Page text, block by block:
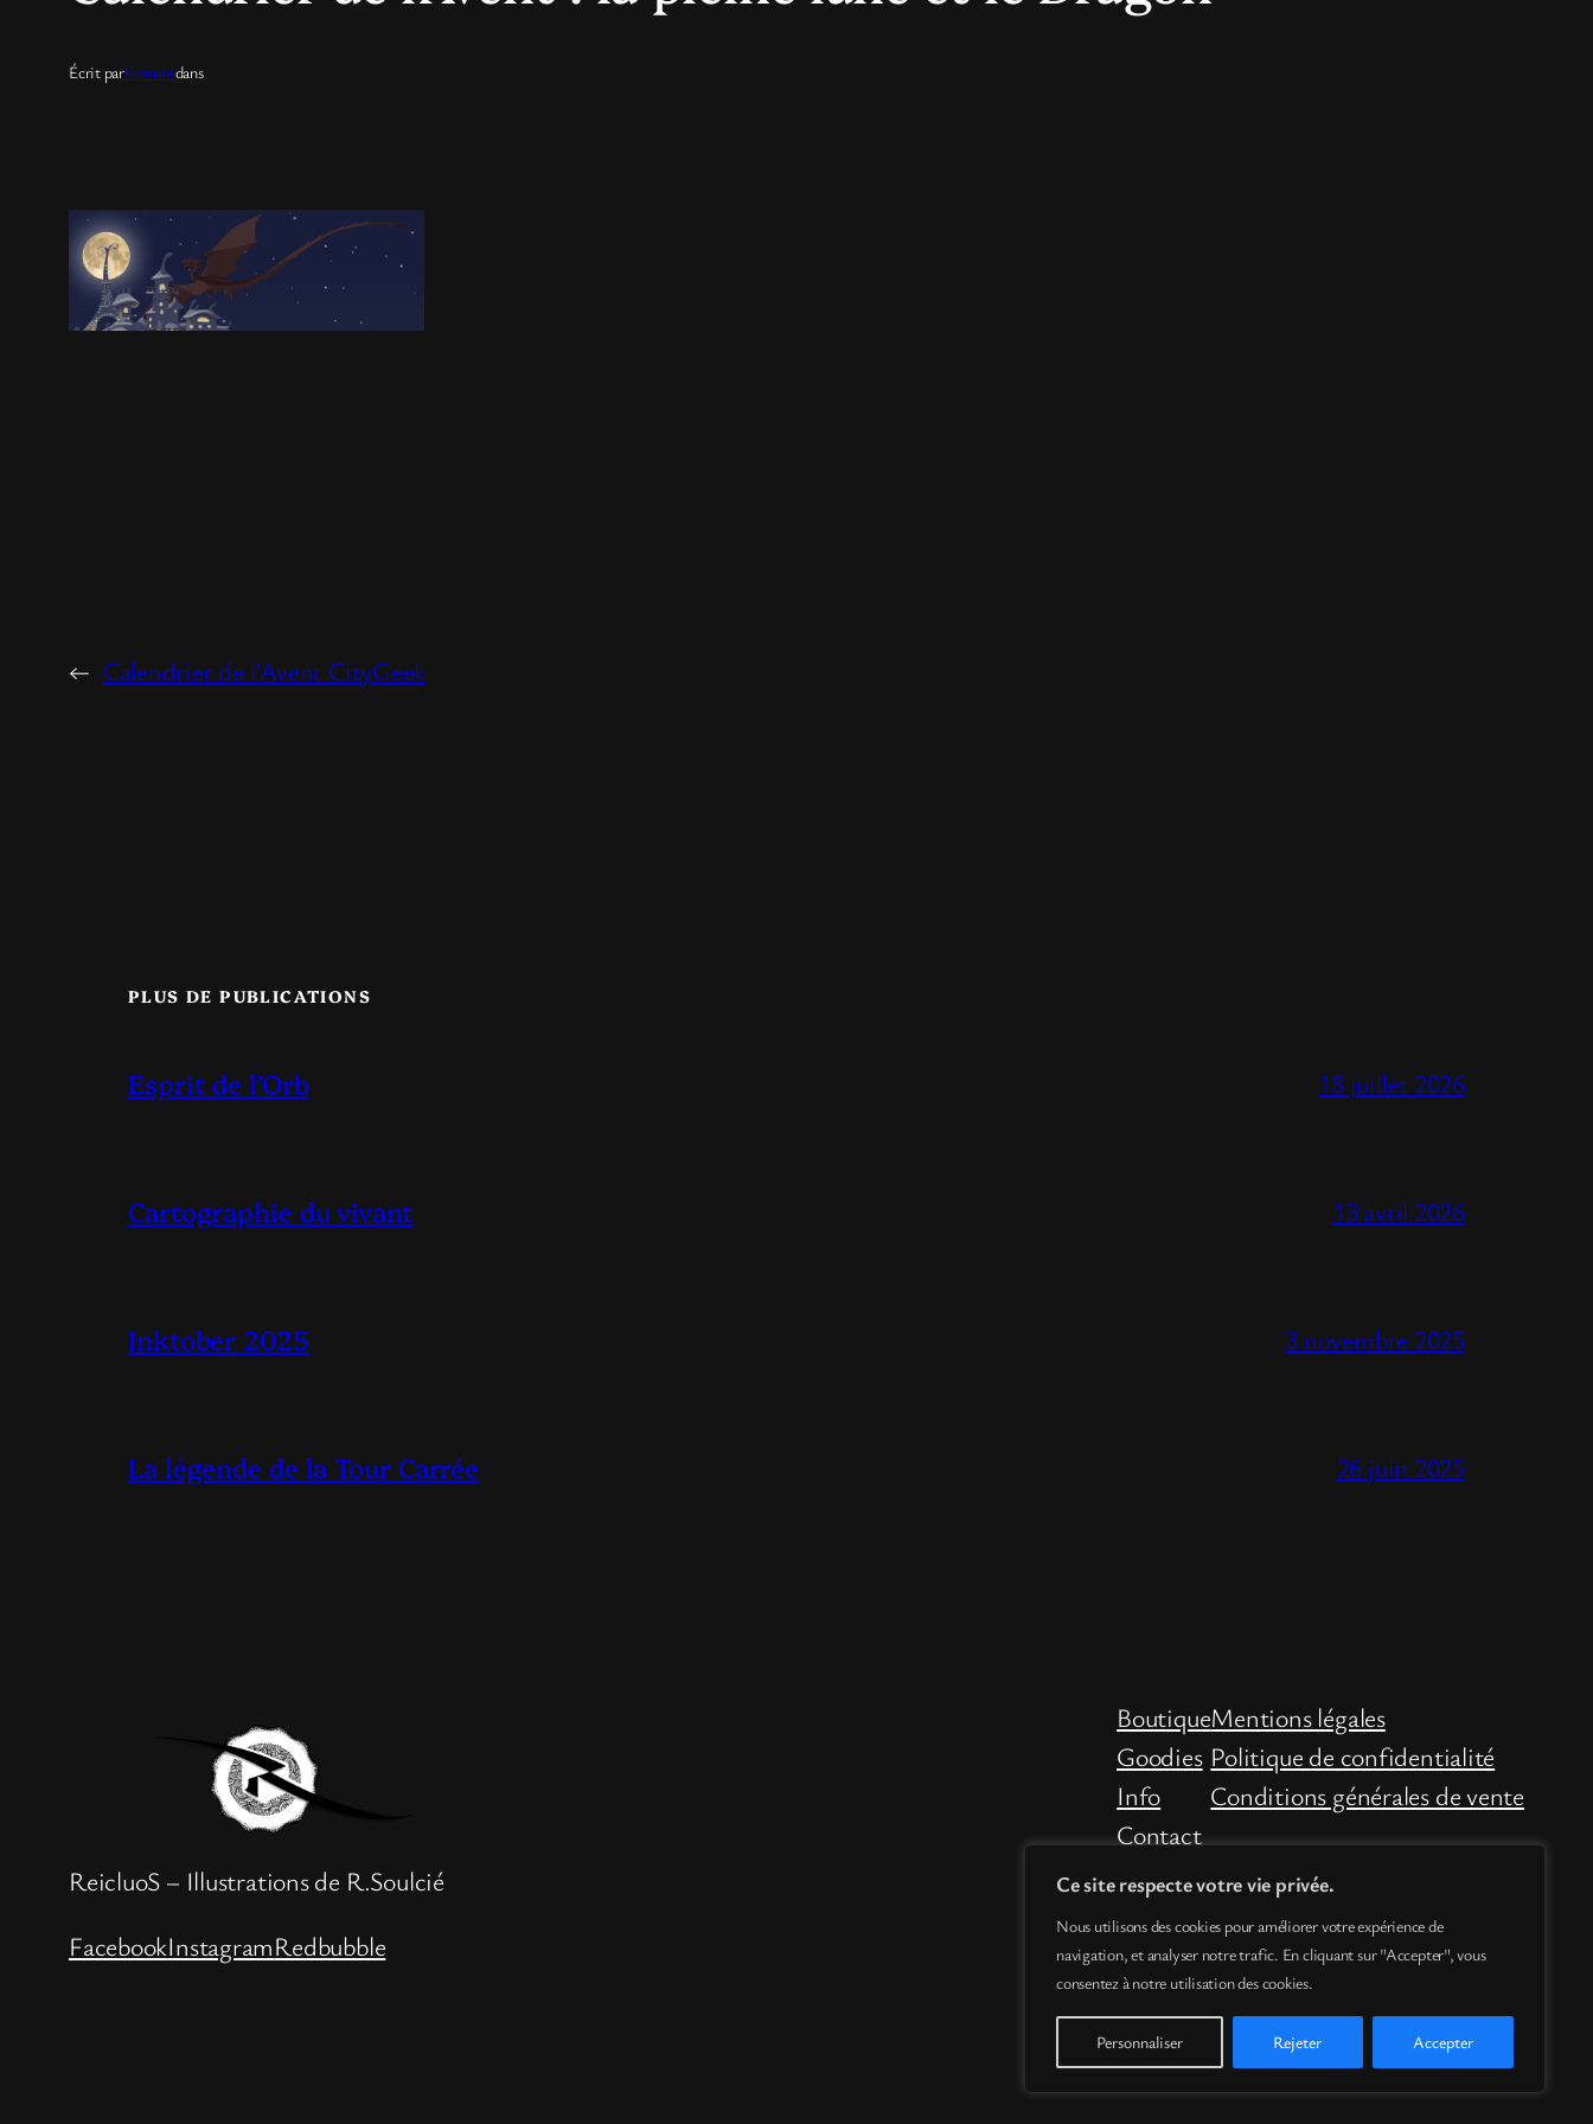
Ce site respecte votre vie privée.
Nous utilisons des cookies pour améliorer votre expérience de
navigation, et analyser notre trafic. En cliquant sur "Accepter", vous
consentez à notre utilisation des cookies.
Personnaliser Rejeter Accepter
Écrit parRomaindans
← Calendrier de l’Avent CityGeek
PLUS DE PUBLICATIONS
Esprit de l’Orb 18 juillet 2026
Cartographie du vivant 13 avril 2026
Inktober 2025 3 novembre 2025
La légende de la Tour Carrée 26 juin 2025
ReicluoS – Illustrations de R.Soulcié
FacebookInstagramRedbubble
Boutique
Goodies
Info
Contact
Mentions légales
Politique de confidentialité
Conditions générales de vente